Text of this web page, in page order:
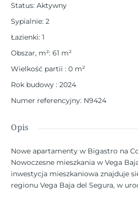
Status: Aktywny
Sypialnie: 2
Łazienki: 1
Obszar, m²: 61 m²
Wielkość partii: 0 m²
Rok budowy: 2024
Numer referencyjny: N9424
Opis
Nowe apartamenty w Bigastro na
Nowoczesne mieszkania w Vega
inwestycja mieszkaniowa znajduje
regionu Vega Baja del Segura, w